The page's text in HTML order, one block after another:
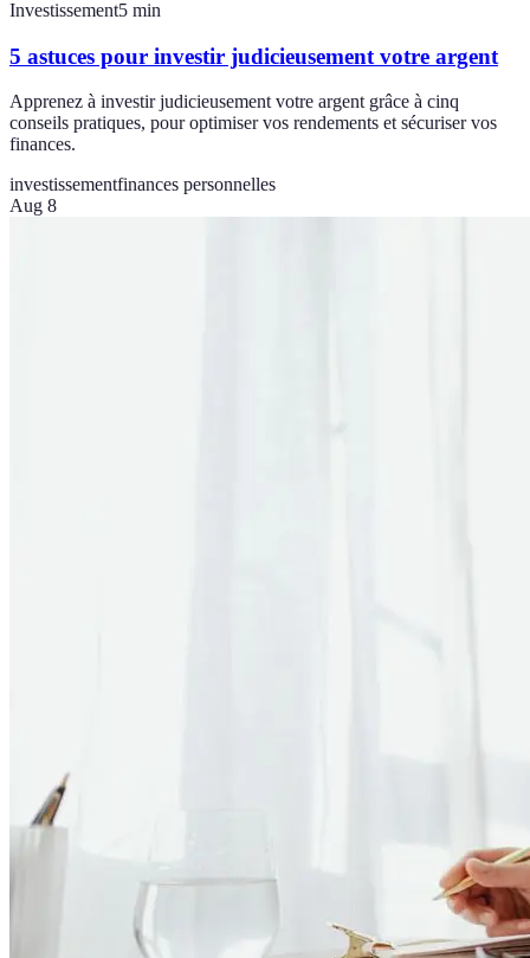
Investissement5 min
5 astuces pour investir judicieusement votre argent
Apprenez à investir judicieusement votre argent grâce à cinq
conseils pratiques, pour optimiser vos rendements et sécuriser vos
finances.
investissementfinances personnelles
Aug 8